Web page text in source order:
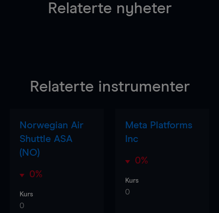
Relaterte nyheter
Relaterte instrumenter
Norwegian Air
Shuttle ASA
(NO)
0%
Kurs
0
Meta Platforms
Inc
0%
Kurs
0